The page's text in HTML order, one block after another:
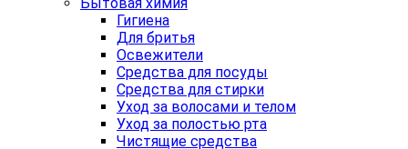
Гигиена
Для бритья
Освежители
Средства для посуды
Средства для стирки
Уход за волосами и телом
Уход за полостью рта
Чистящие средства